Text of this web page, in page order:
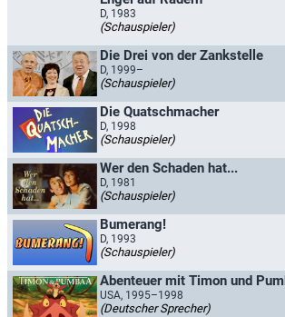
D, 1983
(Schauspieler)
Die Drei von der Zankstelle
D, 1999–
(Schauspieler)
Die Quatschmacher
D, 1998
(Schauspieler)
Wer den Schaden hat...
D, 1981
(Schauspieler)
Bumerang!
D, 1993
(Schauspieler)
USA, 1995–1998
(Deutscher Sprecher)